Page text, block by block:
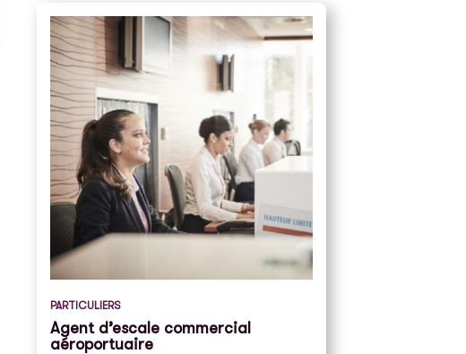
PARTICULIERS
Agent d’escale commercial
aéroportuaire